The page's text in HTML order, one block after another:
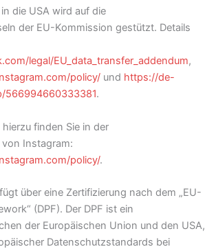
die USA wird auf die
der EU-Kommission gestützt. Details
legal/EU_data_transfer_addendum,
policy/ und https://de-
566994660333381.
finden Sie in der
Instagram:
policy/.
über eine Zertifizierung nach dem „EU-
(DPF). Der DPF ist ein
der Europäischen Union und den USA,
Datenschutzstandards bei